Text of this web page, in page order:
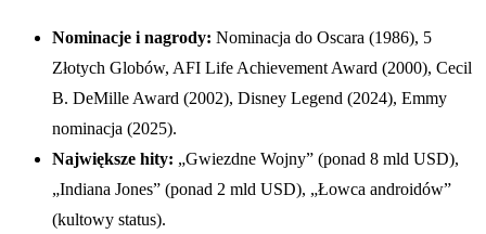
Nominacje i nagrody: Nominacja do Oscara (1986), 5
Złotych Globów, AFI Life Achievement Award (2000), Cecil
B. DeMille Award (2002), Disney Legend (2024), Emmy
nominacja (2025).
Największe hity: „Gwiezdne Wojny” (ponad 8 mld USD),
„Indiana Jones” (ponad 2 mld USD), „Łowca androidów”
(kultowy status).